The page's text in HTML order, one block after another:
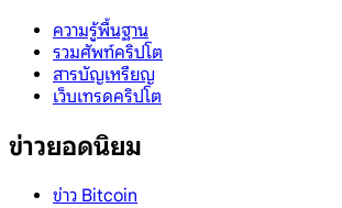
ความรู้พื้นฐาน
รวมศัพท์คริปโต
สารบัญเหรียญ
เว็บเทรดคริปโต
ข่าวยอดนิยม
ข่าว Bitcoin